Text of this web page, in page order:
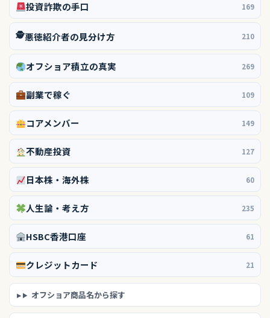
投資詐欺の手口 169
🕵️悪徳紹介者の見分け方 210
オフショア積立の真実 269
副業で稼ぐ 109
コアメンバー 149
不動産投資 127
日本株・海外株 60
人生論・考え方 235
HSBC香港口座 61
クレジットカード 21
オフショア商品名から探す